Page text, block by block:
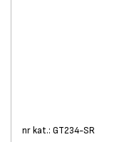
nr kat.: GT234-SR